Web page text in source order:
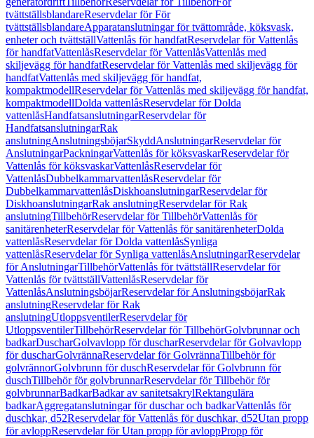
tvättställsblandareReservdelar för För
tvättställsblandareApparatanslutningar för tvättområde, köksvask,
enheter och tvättställVattenlås för handfatReservdelar för Vattenlås
för handfatVattenlåsReservdelar för VattenlåsVattenlås med
skiljevägg för handfatReservdelar för Vattenlås med skiljevägg för
handfatVattenlås med skiljevägg för handfat,
kompaktmodellReservdelar för Vattenlås med skiljevägg för handfat,
kompaktmodellDolda vattenlåsReservdelar för Dolda
vattenlåsHandfatsanslutningarReservdelar för
HandfatsanslutningarRak
anslutningAnslutningsböjarSkyddAnslutningarReservdelar för
AnslutningarPackningarVattenlås för köksvaskarReservdelar för
Vattenlås för köksvaskarVattenlåsReservdelar för
VattenlåsDubbelkammarvattenlåsReservdelar för
DubbelkammarvattenlåsDiskhoanslutningarReservdelar för
DiskhoanslutningarRak anslutningReservdelar för Rak
anslutningTillbehörReservdelar för TillbehörVattenlås för
sanitärenheterReservdelar för Vattenlås för sanitärenheterDolda
vattenlåsReservdelar för Dolda vattenlåsSynliga
vattenlåsReservdelar för Synliga vattenlåsAnslutningarReservdelar
för AnslutningarTillbehörVattenlås för tvättställReservdelar för
Vattenlås för tvättställVattenlåsReservdelar för
VattenlåsAnslutningsböjarReservdelar för AnslutningsböjarRak
anslutningReservdelar för Rak
anslutningUtloppsventilerReservdelar för
UtloppsventilerTillbehörReservdelar för TillbehörGolvbrunnar och
badkarDuscharGolvavlopp för duscharReservdelar för Golvavlopp
för duscharGolvrännaReservdelar för GolvrännaTillbehör för
golvrännorGolvbrunn för duschReservdelar för Golvbrunn för
duschTillbehör för golvbrunnarReservdelar för Tillbehör för
golvbrunnarBadkarBadkar av sanitetsakrylRektangulära
badkarAggregatanslutningar för duschar och badkarVattenlås för
duschkar, d52Reservdelar för Vattenlås för duschkar, d52Utan propp
för avloppReservdelar för Utan propp för avloppPropp för